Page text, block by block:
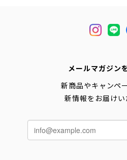
メールマガジン
新商品やキャンペ
新情報をお届けい